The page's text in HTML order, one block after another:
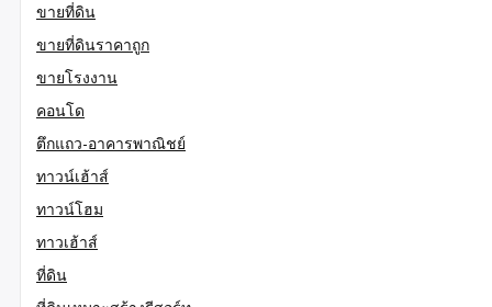
ขายที่ดิน
ขายที่ดินราคาถูก
ขายโรงงาน
คอนโด
ตึกแถว-อาคารพาณิชย์
ทาวน์เฮ้าส์
ทาวน์โฮม
ทาวเฮ้าส์
ที่ดิน